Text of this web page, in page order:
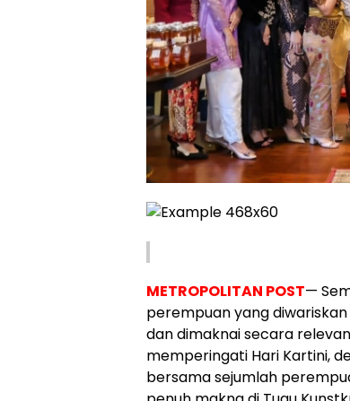
METROPOLITAN POST—
perempuan yang
dan dimaknai secara
memperingati Hari Kartini,
bersama sejumlah